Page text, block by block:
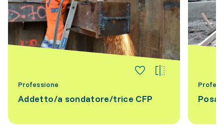
Professione
Addetto/a sondatore/trice CFP